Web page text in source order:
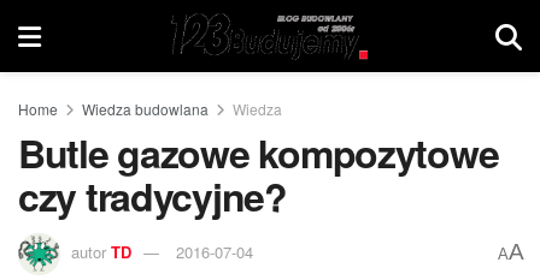
Home Wiedza budowlana Wiedza
Butle gazowe kompozytowe
czy tradycyjne?
autor TD 2016-07-04 AA